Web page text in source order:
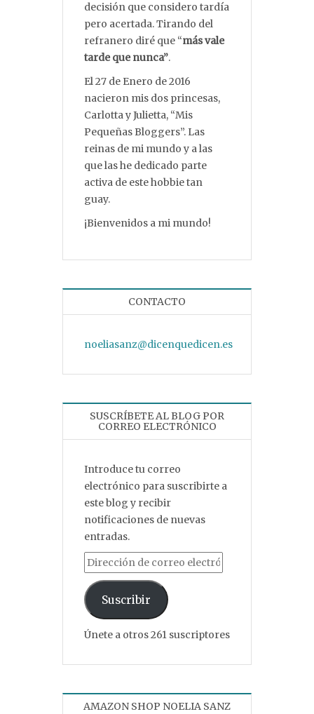
decisión que considero tardía
pero acertada. Tirando del
refranero diré que “más vale
tarde que nunca”.
El 27 de Enero de 2016
nacieron mis dos princesas,
Carlotta y Julietta, “Mis
Pequeñas Bloggers”. Las
reinas de mi mundo y a las
que las he dedicado parte
activa de este hobbie tan
guay.
¡Bienvenidos a mi mundo!
CONTACTO
noeliasanz@dicenquedicen.es
SUSCRÍBETE AL BLOG POR
CORREO ELECTRÓNICO
Introduce tu correo
electrónico para suscribirte a
este blog y recibir
notificaciones de nuevas
entradas.
Dirección de correo electrónico
Suscribir
Únete a otros 261 suscriptores
AMAZON SHOP NOELIA SANZ